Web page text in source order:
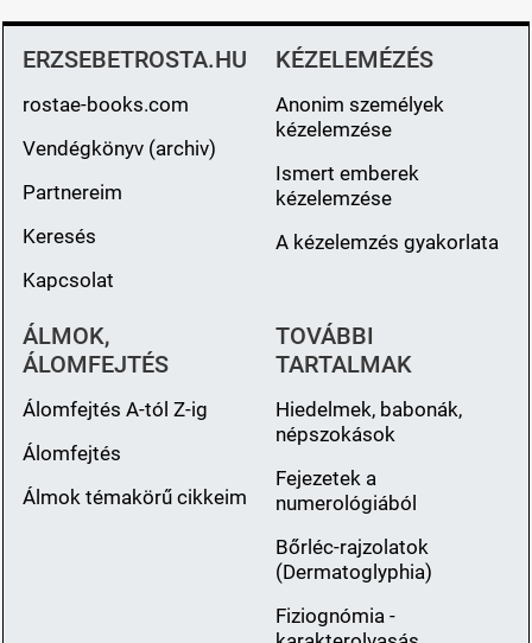
ERZSEBETROSTA.HU
rostae-books.com
Vendégkönyv (archiv)
Partnereim
Keresés
Kapcsolat
KÉZELEMÉZÉS
Anonim személyek
kézelemzése
Ismert emberek
kézelemzése
A kézelemzés gyakorlata
ÁLMOK,
ÁLOMFEJTÉS
Álomfejtés A-tól Z-ig
Álomfejtés
Álmok témakörű cikkeim
TOVÁBBI
TARTALMAK
Hiedelmek, babonák,
népszokások
Fejezetek a
numerológiából
Bőrléc-rajzolatok
(Dermatoglyphia)
Fiziognómia -